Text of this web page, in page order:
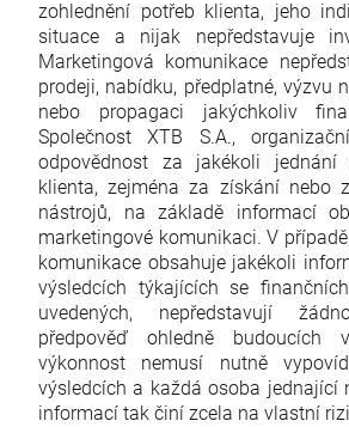
zohlednění potřeb klienta, jeho
situace a nijak nepředstavuje
Marketingová komunikace
prodeji, nabídku, předplatné, výzvu
nebo propagaci jakýchkoliv
Společnost XTB S.A.,
odpovědnost za jakékoli jednání
klienta, zejména za získání nebo
nástrojů, na základě informací
marketingové komunikaci. V
komunikace obsahuje jakékoli
výsledcích týkajících se
uvedených, nepředstavují
předpověď ohledně budoucích
výkonnost nemusí nutně
výsledcích a každá osoba jednající
informací tak činí zcela na vlastní